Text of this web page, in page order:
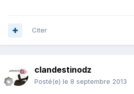
Citer
clandestinodz
Posté(e) le 8 septembre 2013